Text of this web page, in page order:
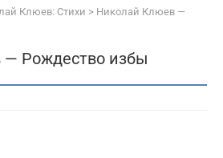
Клюев: Стихи > Николай Клюев —
Рождество избы